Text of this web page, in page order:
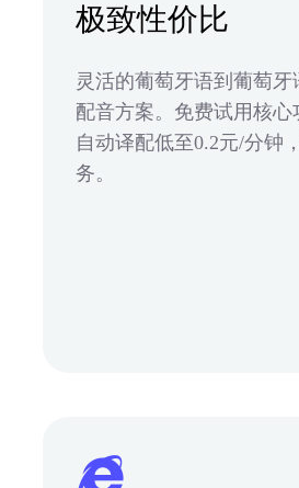
极致性价比
灵活的葡萄牙语到葡萄牙
配音方案。免费试用核心
自动译配低至0.2元/分钟
务。